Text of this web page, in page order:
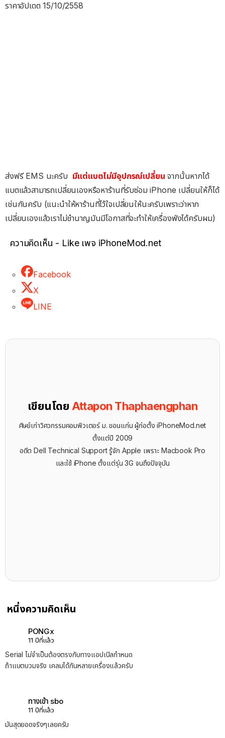
ราคาอัปเดต 15/10/2558
ส่งฟรี EMS นะครับ มีแต่แบตไม่มีอุปกรณ์เปลี่ยน จากนั้นหากได้
แบตแล้วสามารถเปลี่ยนเองหรือหาร้านที่รับซ่อม iPhone เปลี่ยนให้ก็ได้
เช่นกันครับ (แนะนำให้หาร้านที่ไว้ใจเปลี่ยนให้นะครับเพราะว่าหาก
เปลี่ยนเองแล้วเราไม่ชำนาญมันมีโอกาสที่จะทำให้เครื่องพังได้ครับผม)
ความคิดเห็น - Like เพจ iPhoneMod.net
Facebook
X
LINE
เขียนโดย Attapon Thaphaengphan
ศิษย์เก่าวิศวกรรมคอมพิวเตอร์ ม. ขอนแก่น ผู้ก่อตั้ง iPhoneMod.net
ตั้งแต่ปี 2009
อดีต Dell Technical Support รู้จัก ​Apple เพราะ Macbook Pro
และใช้ iPhone ตั้งแต่รุ่น 3G จนถึงปัจจุบัน
หนึ่งความคิดเห็น
PONGx
11 ปีที่แล้ว
Serial ไม่จำเป็นต้องตรงกับทางแอปเปิลกำหนด
ถ้าแบตบวมจริง เคลมได้กันหลายเครื่องแล้วครับ
ทางเข้า sbo
11 ปีที่แล้ว
มันสุดยอดจริงๆเลยครับ